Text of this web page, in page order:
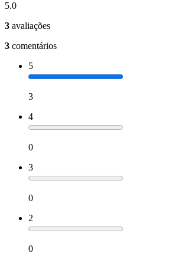
5.0
3 avaliações
3 comentários
5
3
4
0
3
0
2
0